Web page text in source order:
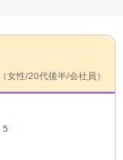
（女性/20代後半/会社員）
5